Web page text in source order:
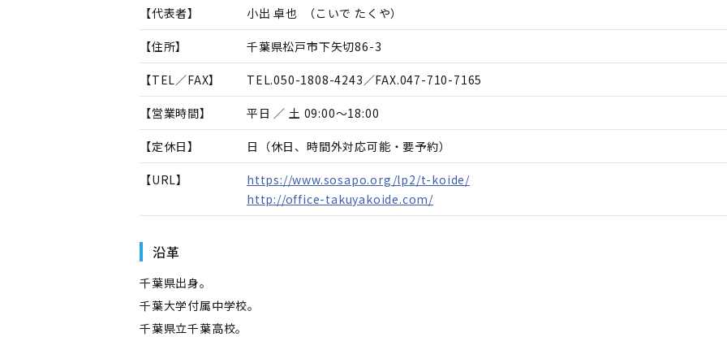
【代表者】 小出 卓也 （こいで たくや）
【住所】 千葉県松戸市下矢切86-3
【TEL／FAX】 TEL.050-1808-4243 ／FAX.047-710-7165
【営業時間】 平日 ／ 土 09:00～18:00
【定休日】 日（休日、時間外対応可能・要予約）
【URL】
https://www.sosapo.org/lp2/t-koide/
http://office-takuyakoide.com/
沿革
千葉県出身。
千葉大学付属中学校。
千葉県立千葉高校。